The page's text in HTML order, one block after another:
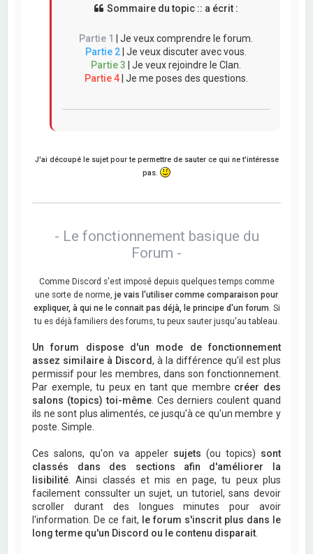
Sommaire du topic :: a écrit :
Partie 1
| Je veux comprendre le forum.
Partie 2 | Je veux discuter avec vous.
Partie 3 | Je veux rejoindre le Clan.
Partie 4| Je me poses des questions.
J'ai découpé le sujet pour te permettre de sauter ce qui ne t'intéresse
pas.
- Le fonctionnement basique du
Forum -
Comme Discord s'est imposé depuis quelques temps comme
une sorte de norme, je vais l'utiliser comme comparaison pour
expliquer, à qui ne le connait pas déjà, le principe d'un forum. Si
tu es déjà familiers des forums, tu peux sauter jusqu'au tableau.
Un forum dispose d'un mode de fonctionnement
assez similaire à Discord, à la différence qu'il est plus
permissif pour les membres, dans son fonctionnement.
Par exemple, tu peux en tant que membre créer des
salons (topics) toi-même. Ces derniers coulent quand
ils ne sont plus alimentés, ce jusqu'à ce qu'un membre y
poste. Simple.
Ces salons, qu'on va appelersujets (ou topics) sont
classés dans des sections afin d'améliorer la
lisibilité. Ainsi classés et mis en page, tu peux plus
facilement conssulter un sujet, un tutoriel, sans devoir
scroller durant des longues minutes pour avoir
l'information. De ce fait,
le forum s'inscrit plus dans le
long terme qu'un Discord ou le contenu disparait.